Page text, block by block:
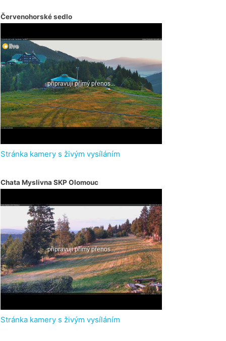
Červenohorské sedlo
Stránka kamery s živým vysíláním
Chata Myslivna SKP Olomouc
Stránka kamery s živým vysíláním